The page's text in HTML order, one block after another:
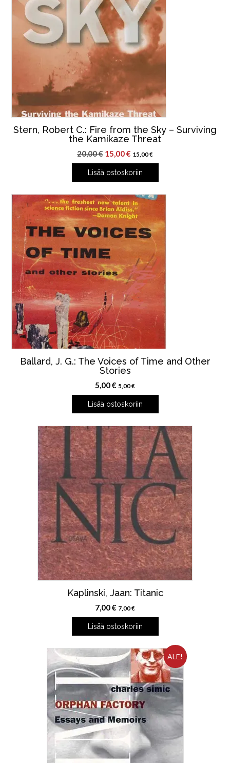
Stern, Robert C.: Fire from the Sky – Surviving
the Kamikaze Threat
20,00€ Alkuperäinen
hinta
oli:
15,00€ Nykyinen
hinta
on:
15,00€
Lisää ostoskoriin
Ballard, J. G.: The Voices of Time and Other
Stories
5,00€ 5,00€
Lisää ostoskoriin
Kaplinski, Jaan: Titanic
7,00€ 7,00€
Lisää ostoskoriin
ALE!